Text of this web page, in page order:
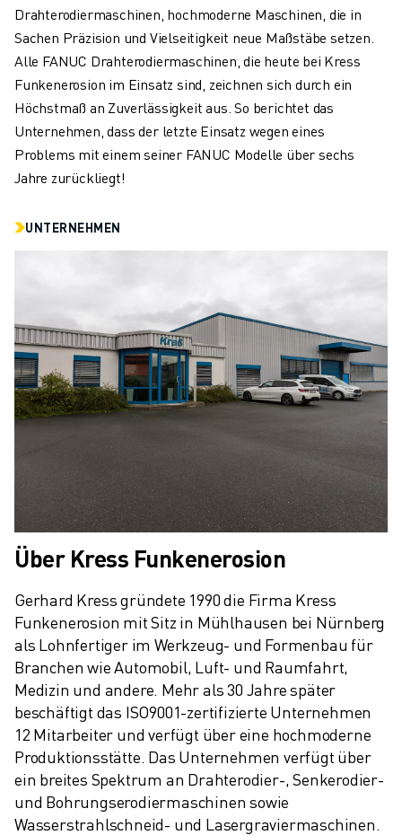
Drahterodiermaschinen, hochmoderne Maschinen, die in
Sachen Präzision und Vielseitigkeit neue Maßstäbe setzen.
Alle FANUC Drahterodiermaschinen, die heute bei Kress
Funkenerosion im Einsatz sind, zeichnen sich durch ein
Höchstmaß an Zuverlässigkeit aus. So berichtet das
Unternehmen, dass der letzte Einsatz wegen eines
Problems mit einem seiner FANUC Modelle über sechs
Jahre zurückliegt!
UNTERNEHMEN
Über Kress Funkenerosion
Gerhard Kress gründete 1990 die Firma Kress
Funkenerosion mit Sitz in Mühlhausen bei Nürnberg
als Lohnfertiger im Werkzeug- und Formenbau für
Branchen wie Automobil, Luft- und Raumfahrt,
Medizin und andere. Mehr als 30 Jahre später
beschäftigt das ISO9001-zertifizierte Unternehmen
12 Mitarbeiter und verfügt über eine hochmoderne
Produktionsstätte. Das Unternehmen verfügt über
ein breites Spektrum an Drahterodier-, Senkerodier-
und Bohrungserodiermaschinen sowie
Wasserstrahlschneid- und Lasergraviermaschinen.